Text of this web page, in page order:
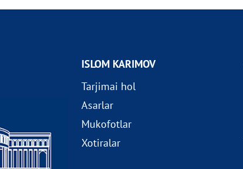
ISLOM KARIMOV
Tarjimai hol
Asarlar
Mukofotlar
Xotiralar